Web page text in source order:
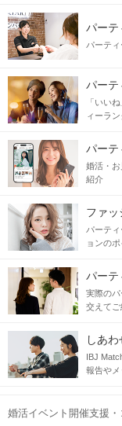
それぞれ
運命
当日の流れ
STEP1 受付開始
QRコードは開始直
公式アプリの参加
STEP2 【個室8
パーテ
パーテ
パーテ
「いい
ィーラ
パーテ
婚活・
紹介
ファッ
パーテ
ョンのポ
パーテ
実際の
交えて
しあ
IBJ
報告や
婚活イベント開催支援